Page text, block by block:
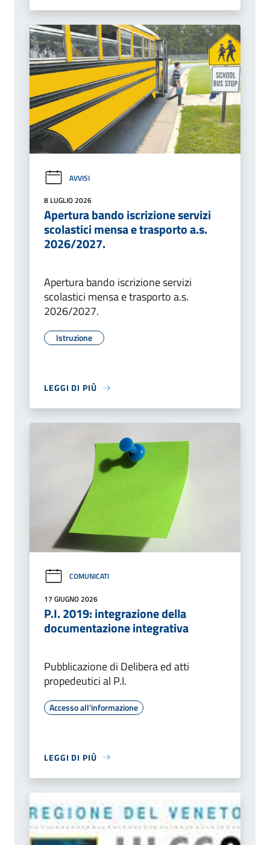
AVVISI
8 LUGLIO 2026
Apertura bando iscrizione servizi
scolastici mensa e trasporto a.s.
2026/2027.
Apertura bando iscrizione servizi
scolastici mensa e trasporto a.s.
2026/2027.
Istruzione
LEGGI DI PIÙ
COMUNICATI
17 GIUGNO 2026
P.I. 2019: integrazione della
documentazione integrativa
Pubblicazione di Delibera ed atti
propedeutici al P.I.
Accesso all'informazione
LEGGI DI PIÙ